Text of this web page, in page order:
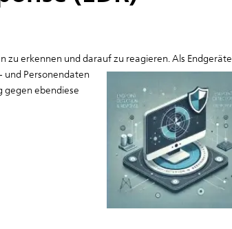
zu erkennen und darauf zu reagieren. Als Endgeräte
und Personendaten
gegen ebendiese